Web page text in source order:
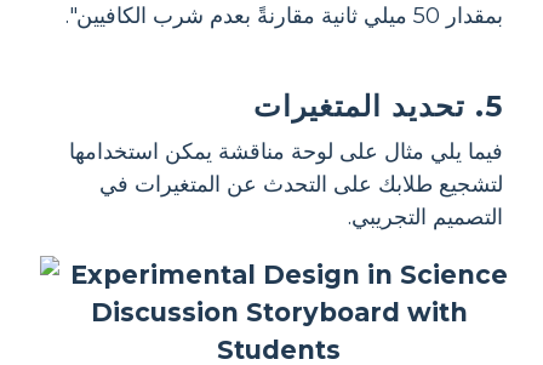
بمقدار 50 ميلي ثانية مقارنةً بعدم شرب الكافيين".
5. تحديد المتغيرات
فيما يلي مثال على لوحة مناقشة يمكن استخدامها
لتشجيع طلابك على التحدث عن المتغيرات في
التصميم التجريبي.